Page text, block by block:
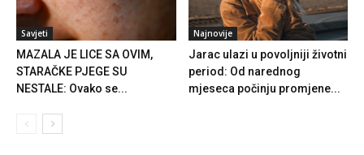
Savjeti
MAZALA JE LICE SA OVIM,
STARAČKE PJEGE SU
NESTALE: Ovako se...
Najnovije
Jarac ulazi u povoljniji životni
period: Od narednog
mjeseca počinju promjene...